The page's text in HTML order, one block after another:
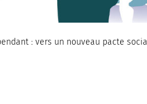
: vers un nouveau pacte